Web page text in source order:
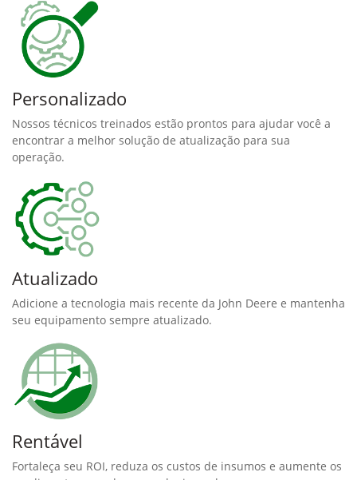
Personalizado
Nossos técnicos treinados estão prontos para ajudar você a
encontrar a melhor solução de atualização para sua
operação.
Atualizado
Adicione a tecnologia mais recente da John Deere e mantenha
seu equipamento sempre atualizado.
Rentável
Fortaleça seu ROI, reduza os custos de insumos e aumente os